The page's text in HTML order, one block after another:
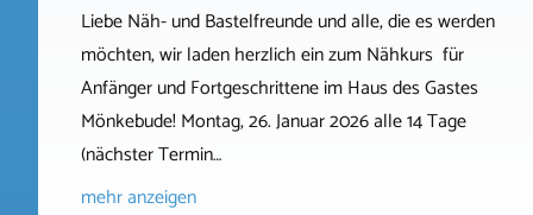
Liebe Näh- und Bastelfreunde und alle, die es werden
möchten, wir laden herzlich ein zum Nähkurs für
Anfänger und Fortgeschrittene im Haus des Gastes
Mönkebude! Montag, 26. Januar 2026 alle 14 Tage
(nächster Termin…
mehr anzeigen